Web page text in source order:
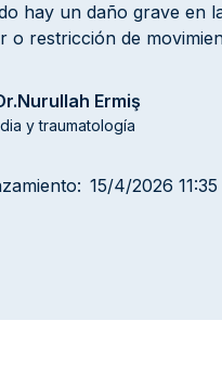
hay un daño grave en
o restricción de
Nurullah Ermiş
y traumatología
15/4/2026